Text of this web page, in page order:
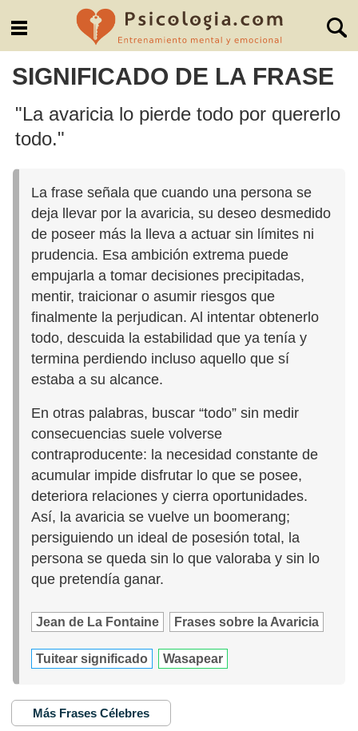
SIGNIFICADO DE LA FRASE
"La avaricia lo pierde todo por quererlo
todo."
La frase señala que cuando una persona se
deja llevar por la avaricia, su deseo desmedido
de poseer más la lleva a actuar sin límites ni
prudencia. Esa ambición extrema puede
empujarla a tomar decisiones precipitadas,
mentir, traicionar o asumir riesgos que
finalmente la perjudican. Al intentar obtenerlo
todo, descuida la estabilidad que ya tenía y
termina perdiendo incluso aquello que sí
estaba a su alcance.
En otras palabras, buscar “todo” sin medir
consecuencias suele volverse
contraproducente: la necesidad constante de
acumular impide disfrutar lo que se posee,
deteriora relaciones y cierra oportunidades.
Así, la avaricia se vuelve un boomerang;
persiguiendo un ideal de posesión total, la
persona se queda sin lo que valoraba y sin lo
que pretendía ganar.
Jean de La Fontaine Frases sobre la Avaricia
Tuitear significado Wasapear
Más Frases Célebres